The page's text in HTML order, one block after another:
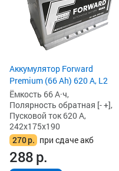
Аккумулятор Forward
Premium (66 Ah) 620 А, L2
Ёмкость 66 А·ч,
Полярность обратная [- +],
Пусковой ток 620 А,
242x175x190
270р. при сдаче акб
288р.